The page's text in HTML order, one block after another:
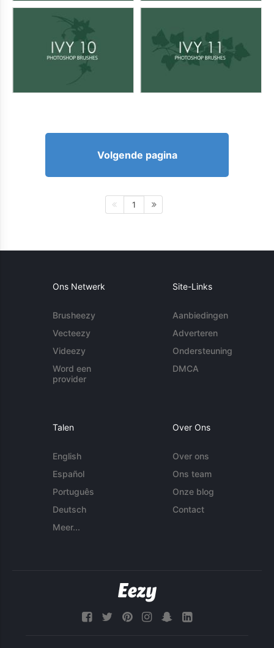
Volgende pagina
1
Ons Netwerk
Brusheezy
Vecteezy
Videezy
Word een
provider
Site-Links
Aanbiedingen
Adverteren
Ondersteuning
DMCA
Talen
English
Español
Português
Deutsch
Meer...
Over Ons
Over ons
Ons team
Onze blog
Contact